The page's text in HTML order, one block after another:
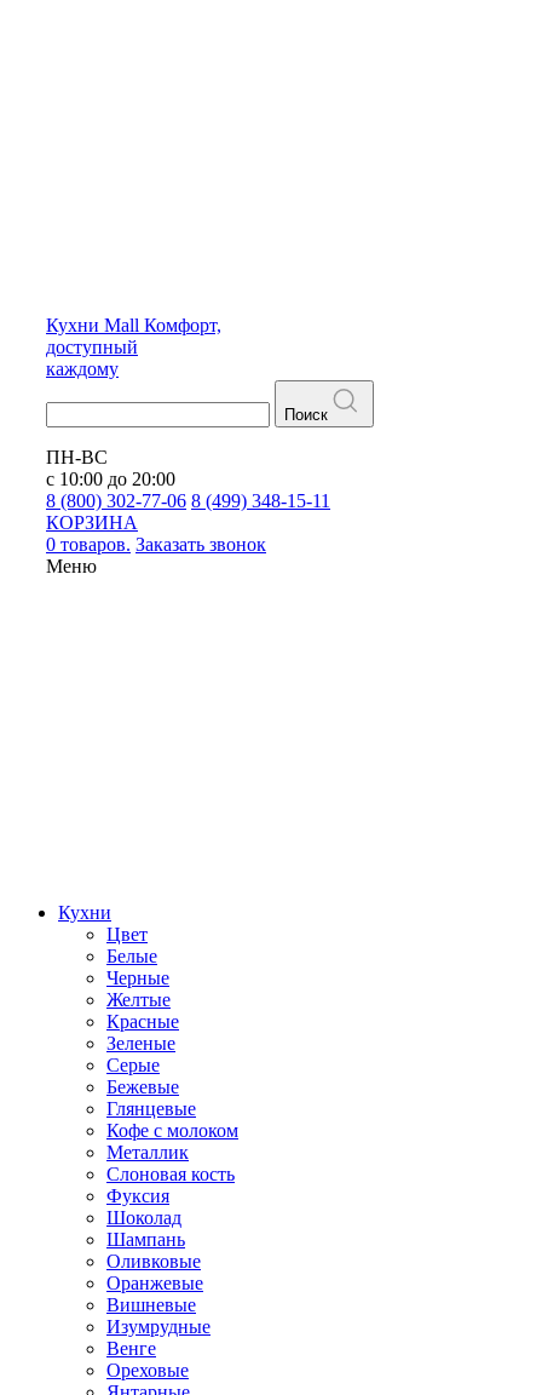
Кухни Mall Комфорт,
доступный
каждому
Поиск
ПН-ВС
с 10:00 до 20:00
8 (800) 302-77-06 8 (499) 348-15-11
КОРЗИНА
0 товаров. Заказать звонок
Меню
Кухни
Цвет
Белые
Черные
Желтые
Красные
Зеленые
Серые
Бежевые
Глянцевые
Кофе с молоком
Металлик
Слоновая кость
Фуксия
Шоколад
Шампань
Оливковые
Оранжевые
Вишневые
Изумрудные
Венге
Ореховые